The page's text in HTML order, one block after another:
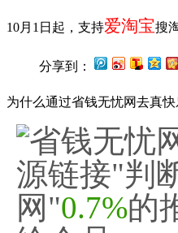
10月1日起，支持爱淘宝搜
分享到：
为什么通过省钱无忧网去真快
省钱无忧
源链接"判
网"0.7%的